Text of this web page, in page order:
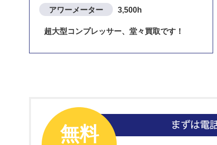
アワーメーター 3,500h
超大型コンプレッサー、堂々買取です！
無料